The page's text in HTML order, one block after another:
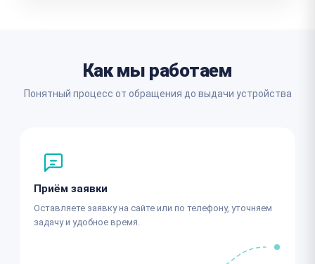
Как мы работаем
Понятный процесс от обращения до выдачи устройства
Приём заявки
Оставляете заявку на сайте или по телефону, уточняем
задачу и удобное время.